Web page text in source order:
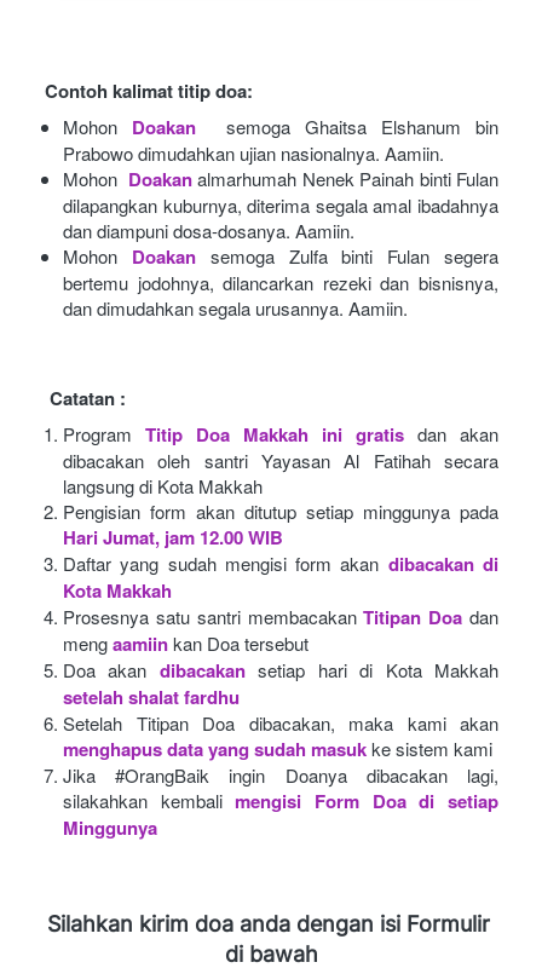
Contoh kalimat titip doa:
Mohon Doakan
semoga Ghaitsa Elshanum bin
Prabowo dimudahkan ujian nasionalnya. Aamiin.
Mohon Doakan almarhumah Nenek Painah binti Fulan
dilapangkan kuburnya, diterima segala amal ibadahnya
dan diampuni dosa-dosanya. Aamiin.
Mohon
Doakan semoga Zulfa binti Fulan segera
bertemu jodohnya, dilancarkan rezeki dan bisnisnya,
dan dimudahkan segala urusannya. Aamiin.
Catatan :
Program Titip Doa Makkah ini gratis dan akan
dibacakan oleh santri Yayasan Al Fatihah secara
langsung di Kota Makkah
Pengisian form akan ditutup setiap minggunya pada
Hari Jumat, jam 12.00 WIB
Daftar yang sudah mengisi form akan dibacakan di
Kota Makkah
Prosesnya satu santri membacakan Titipan Doa dan
mengaamiinkan Doa tersebut
Doa akan dibacakan setiap hari di Kota Makkah
setelah shalat fardhu
Setelah Titipan Doa dibacakan, maka kami akan
menghapus data yang sudah masukke sistem kami
Jika #OrangBaik ingin Doanya dibacakan lagi,
silakahkan kembali mengisi Form Doa di setiap
Minggunya
Silahkan kirim doa anda dengan isi Formulir
di bawah